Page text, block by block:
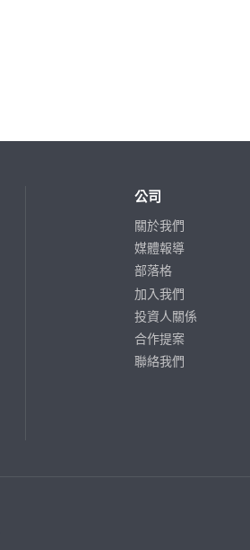
公司
關於我們
媒體報導
部落格
加入我們
投資人關係
合作提案
聯絡我們